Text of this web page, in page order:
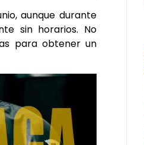
aunque durante
sin horarios. No
para obtener un